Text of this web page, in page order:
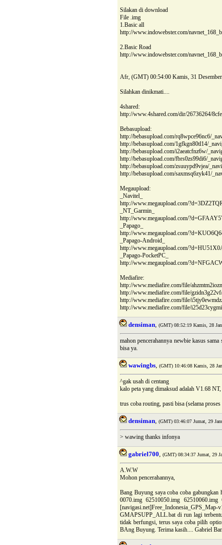
Silakan di download
File .img
1.Basic all
http://www.indowebster.com/
2.Basic Road
http://www.indowebster.com/
Afr, (GMT) 00:54:00 Kamis, 31
Silahkan dinikmati....
4shared:
http://www.4shared.com/dir/26736264/
Bebasupload:
http://bebasupload.com/rq8wpce96nc6/
http://bebasupload.com/1gfkgn80tl14/
http://bebasupload.com/i2aeatcfnz6w/
http://bebasupload.com/fbrs0zs99di6/
http://bebasupload.com/zsuuypd9vjea/
http://bebasupload.com/saxmsq6zyk41/
Megaupload:
_Navitel_
http://www.megaupload.com/
_NT_Garmin_
http://www.megaupload.com/
_Papago_
http://www.megaupload.com/
_Papago-Android_
http://www.megaupload.com/
_Papago-PocketPC_
http://www.megaupload.com/
Mediafire:
http://www.mediafire.com/file/
http://www.mediafire.com/file/
http://www.mediafire.com/file/
http://www.mediafire.com/file/
densiman, (GMT) 08:52:19 Kamis, 28
mahon pencerahannya newbie kasus
bisa ya.
wawingbs, (GMT) 10:46:08 Kamis, 28
^gak usah di centang
kalo peta yang dimaksud adalah V1.68
trus coba routing, pasti bisa (selama
densiman, (GMT) 03:46:07 Jumat, 29
> wawing thanks infonya
gabriel700, (GMT) 08:34:37 Jumat, 29
A.W.W
Mohon pencerahannya,
Bang Buyung saya coba coba
0070.img 62510050.img
GMAPSUPP_ALL.bat di run lagi
tidak berfungsi, terus saya coba pilih
BAng Buyung. Terima kasih.... Gabriel